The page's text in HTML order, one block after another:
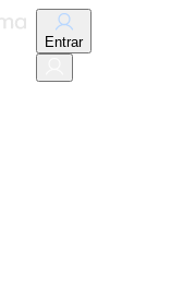
Entrar